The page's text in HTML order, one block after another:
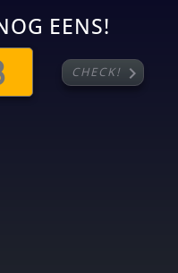
EENS!
CHECK! chevron_right